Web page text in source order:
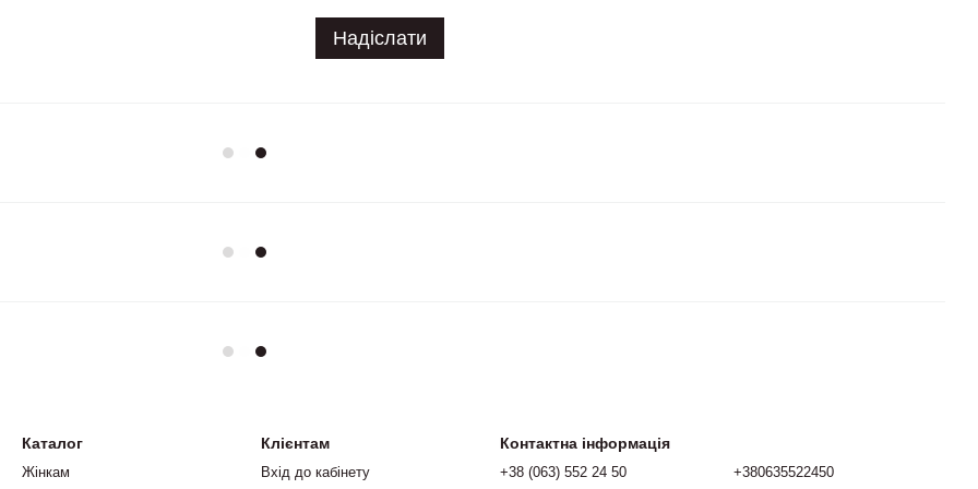
Надіслати
Каталог
Жінкам
Клієнтам
Вхід до кабінету
Контактна інформація
+38 (063) 552 24 50 +380635522450